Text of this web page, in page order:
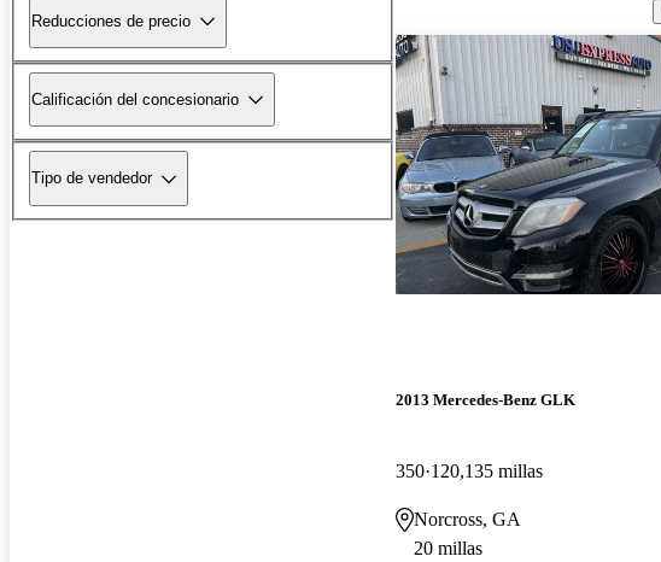
Reducciones de precio
Calificación del concesionario
Tipo de vendedor
2013 Mercedes-Benz GLK
350 120,135 millas
Norcross, GA
20 millas